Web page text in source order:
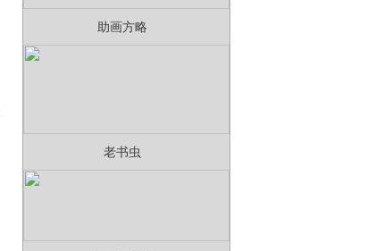
助画方略
老书虫